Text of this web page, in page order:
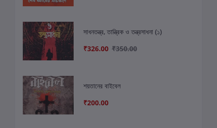
সাধনতন্ত্র, তান্ত্রিক ও তন্ত্রসাধনা (১)
₹326.00 ₹350.00
শয়তানের বাইবেল
₹200.00